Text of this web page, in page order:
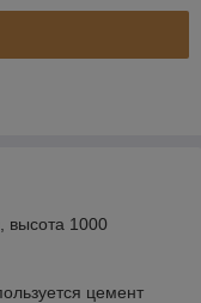
1000
цемент